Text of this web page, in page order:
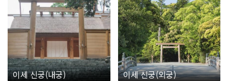
이세 신궁(내궁) 이세 신궁(외궁)